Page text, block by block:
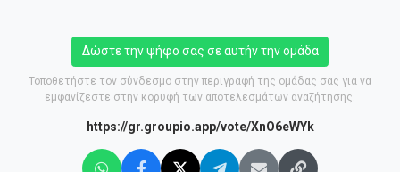
Δώστε την ψήφο σας σε αυτήν την ομάδα
Τοποθετήστε τον σύνδεσμο στην περιγραφή της ομάδας σας για να
εμφανίζεστε στην κορυφή των αποτελεσμάτων αναζήτησης.
https://gr.groupio.app/vote/XnO6eWYk